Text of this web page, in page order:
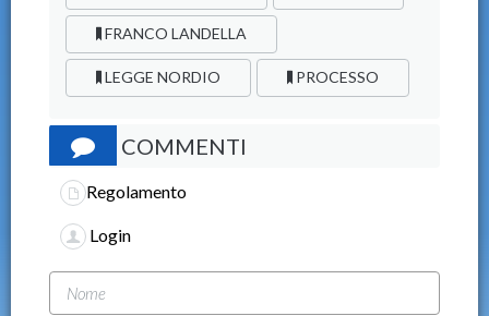
FRANCO LANDELLA
LEGGE NORDIO PROCESSO
COMMENTI
Regolamento
Login